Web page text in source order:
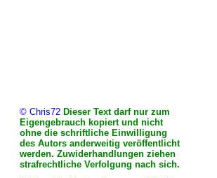
© Chris72 Dieser Text darf nur zum
Eigengebrauch kopiert und nicht
ohne die schriftliche Einwilligung
des Autors anderweitig veröffentlicht
werden. Zuwiderhandlungen ziehen
strafrechtliche Verfolgung nach sich.